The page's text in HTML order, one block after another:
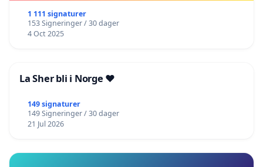
1 111 signaturer
153 Signeringer / 30 dager
4 Oct 2025
La Sher bli i Norge ❤️
149 signaturer
149 Signeringer / 30 dager
21 Jul 2026